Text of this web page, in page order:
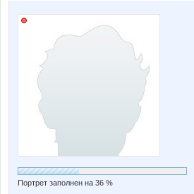
Портрет заполнен на 36 %